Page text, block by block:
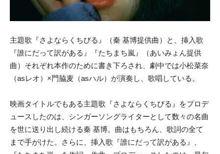
主題歌『さよならくちびる』（秦 基博提供曲）と、挿入歌
『誰にだって訳がある』『たちまち嵐』（あいみょん提供
曲）それぞれ本作のために書き下ろされ、劇中では小松菜奈
（asレオ）×門脇麦（asハル）が演奏し、歌唱している。
映画タイトルでもある主題歌『さよならくちびる』をプロデ
ュースしたのは、シンガーソングライターとして数々の名曲
を世に送り出し続ける秦 基博。曲はもちろん、歌詞の全て
まで手がけた。さらに、挿入歌『誰にだって訳がある』、